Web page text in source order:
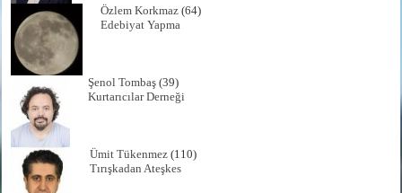
Özlem Korkmaz (64)
Edebiyat Yapma
Şenol Tombaş (39)
Kurtarıcılar Derneği
Ümit Tükenmez (110)
Tırışkadan Ateşkes